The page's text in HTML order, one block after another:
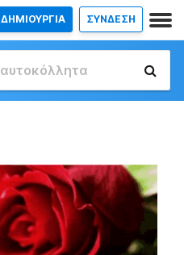
ΔΗΜΙΟΥΡΓΊΑ ΣΥΝΔΕΣΗ